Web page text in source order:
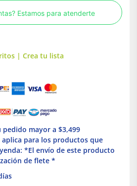
Estamos para atenderte
| Crea tu lista
mayor a $3,499
para los productos que
*El envío de este producto
de flete *